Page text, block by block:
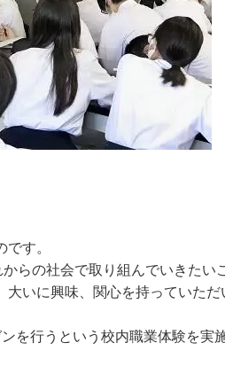
す。
らの社会で取り組んでいきたい
いに興味、関心を持っていただ
を行うという校内職業体験を実